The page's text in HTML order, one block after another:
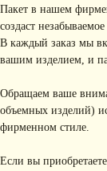
Пакет в нашем
создаст
В каждый заказ мы
вашим изделием, и
Обращаем ваше
объемных изделий)
фирменном стиле.
Если вы